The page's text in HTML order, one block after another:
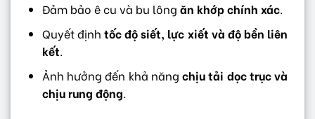
Đảm bảo ê cu và bu lông ăn khớp chính xác.
Quyết địnhtốc độ siết, lực xiết và độ bền liên
kết.
Ảnh hưởng đến khả năngchịu tải dọc trục và
chịu rung động